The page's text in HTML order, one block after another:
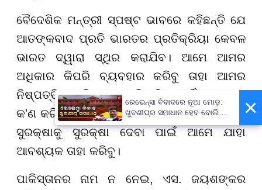
ବୈଦେଶିକ ମନ୍ତ୍ରୀ ସ୍ପଷ୍ଟ ଭାବରେ କହିଛନ୍ତି ଯେ
ଆତଙ୍କବାଦ ପ୍ରତି ଭାରତର ପ୍ରତିକ୍ରିୟା କେବଳ
ଭାରତ ଦ୍ୱାରା ସ୍ଥିର କରାଯିବ। ଆମେ ଆମର
ଅଧିକାର କିପରି ବ୍ୟବହାର କରିବୁ ତାହା ଆମର
ନିଷ୍ପତ୍ତି। କେହି ଆମକୁ କହିପାରିବେ ନାହିଁ ଯେ ଆମେ
କ'ଣ କରିବା ଉଚିତ କିମ୍ବା ନ କରିବା ଉଚିତ। ଆମର
ସୁରକ୍ଷାକୁ ସୁରକ୍ଷା ଦେବା ପାଇଁ ଆମେ ଯାହା
ଆବଶ୍ୟକ ତାହା କରିବୁ।
ପାକିସ୍ତାନର ନାମ ନ ନେଇ, ଏସ. ଜୟଶଙ୍କର
×
ରେଭେନ୍ସା ବିବାଦରେ ନୂଆ ମୋଡ଼:
ଖୁବଶୀଘ୍ର ସମାଧାନ ହେବ ବୋଲି
କହିଲେ କୁଳପତି